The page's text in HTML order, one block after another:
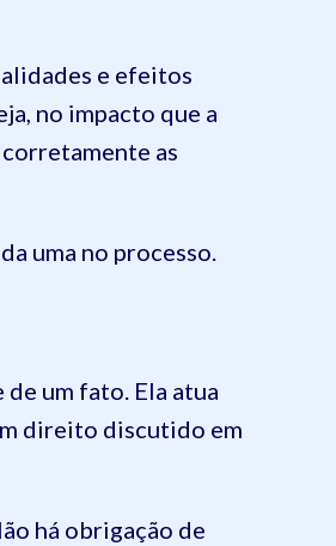
e efeitos
no impacto que a
as
uma no processo.
um fato. Ela atua
direito discutido em
há obrigação de